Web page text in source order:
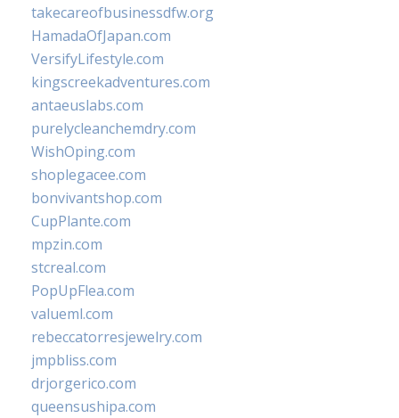
takecareofbusinessdfw.org
HamadaOfJapan.com
VersifyLifestyle.com
kingscreekadventures.com
antaeuslabs.com
purelycleanchemdry.com
WishOping.com
shoplegacee.com
bonvivantshop.com
CupPlante.com
mpzin.com
stcreal.com
PopUpFlea.com
valueml.com
rebeccatorresjewelry.com
jmpbliss.com
drjorgerico.com
queensushipa.com